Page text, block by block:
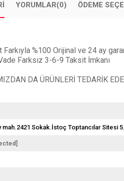
YORUMLAR(0) ÖDEME
%100 Orijinal ve 24 ay
Farksız 3-6-9 Taksit İmkanı
DA ÜRÜNLERİ TEDARİK
mah.2421 Sokak.İstoç Toptancılar Sitesi